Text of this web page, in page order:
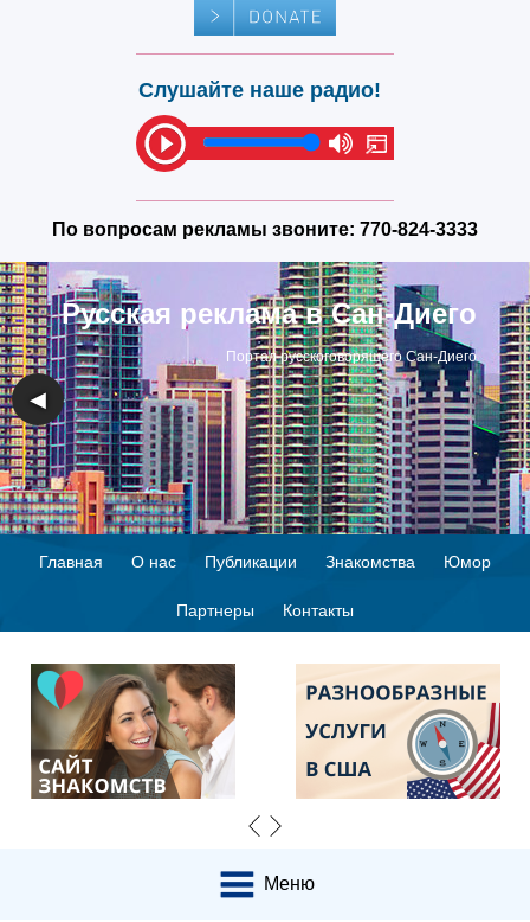
Слушайте наше радио!
По вопросам рекламы звоните: 770-824-3333
Русская реклама в Сан-Диего
Портал русскоговорящего Сан-Диего
◀ ▶
Главная О нас Публикации Знакомства Юмор
Партнеры Контакты
Меню